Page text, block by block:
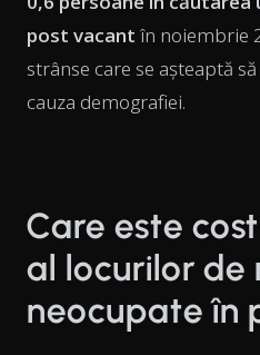
post vacant în noiembrie
strânse care se așteaptă
cauza demografiei.
Care este
al locurilor de
neocupate în